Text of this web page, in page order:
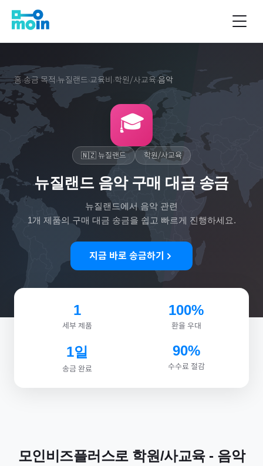
홈›송금 목적 ›뉴질랜드›교육비 ›학원/사교육›음악
🎓
🇳🇿뉴질랜드 학원/사교육
뉴질랜드 음악 구매 대금 송금
뉴질랜드에서 음악 관련
1개 제품의 구매 대금 송금을 쉽고 빠르게 진행하세요.
지금 바로 송금하기
1
세부 제품
100%
환율 우대
1일
송금 완료
90%
수수료 절감
모인비즈플러스로 학원/사교육- 음악